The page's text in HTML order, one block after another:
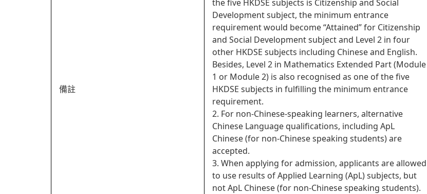
備註
the five HKDSE subjects is Citizenship and Social
Development subject, the minimum entrance
requirement would become “Attained” for Citizenship
and Social Development subject and Level 2 in four
other HKDSE subjects including Chinese and English.
Besides, Level 2 in Mathematics Extended Part (Module
1 or Module 2) is also recognised as one of the five
HKDSE subjects in fulfilling the minimum entrance
requirement.
2. For non-Chinese-speaking learners, alternative
Chinese Language qualifications, including ApL
Chinese (for non-Chinese speaking students) are
accepted.
3. When applying for admission, applicants are allowed
to use results of Applied Learning (ApL) subjects, but
not ApL Chinese (for non-Chinese speaking students).